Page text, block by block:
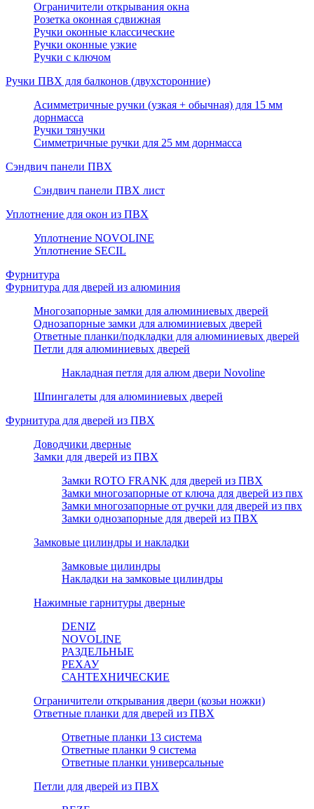
Ограничители открывания окна
Розетка оконная сдвижная
Ручки оконные классические
Ручки оконные узкие
Ручки с ключом
Ручки ПВХ для балконов (двухсторонние)
Асимметричные ручки (узкая + обычная) для 15 мм
дорнмасса
Ручки тянучки
Симметричные ручки для 25 мм дорнмасса
Сэндвич панели ПВХ
Сэндвич панели ПВХ лист
Уплотнение для окон из ПВХ
Уплотнение NOVOLINE
Уплотнение SECIL
Фурнитура
Фурнитура для дверей из алюминия
Многозапорные замки для алюминиевых дверей
Однозапорные замки для алюминиевых дверей
Ответные планки/подкладки для алюминиевых дверей
Петли для алюминиевых дверей
Накладная петля для алюм двери Novoline
Шпингалеты для алюминиевых дверей
Фурнитура для дверей из ПВХ
Доводчики дверные
Замки для дверей из ПВХ
Замки ROTO FRANK для дверей из ПВХ
Замки многозапорные от ключа для дверей из пвх
Замки многозапорные от ручки для дверей из пвх
Замки однозапорные для дверей из ПВХ
Замковые цилиндры и накладки
Замковые цилиндры
Накладки на замковые цилиндры
Нажимные гарнитуры дверные
DENIZ
NOVOLINE
РАЗДЕЛЬНЫЕ
РЕХАУ
САНТЕХНИЧЕСКИЕ
Ограничители открывания двери (козьи ножки)
Ответные планки для дверей из ПВХ
Ответные планки 13 система
Ответные планки 9 система
Ответные планки универсальные
Петли для дверей из ПВХ